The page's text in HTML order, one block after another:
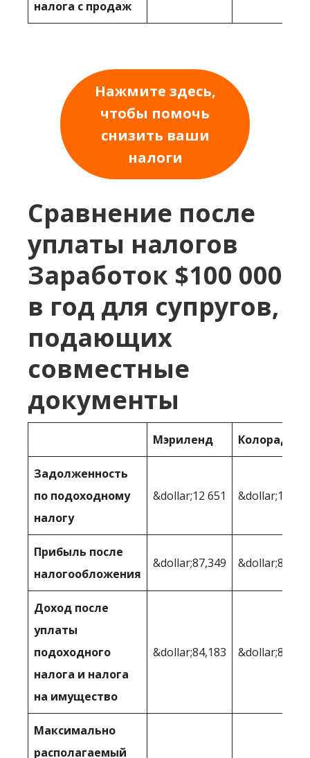
налога с продаж
Нажмите здесь,
чтобы помочь
снизить ваши
налоги
Сравнение после
уплаты налогов
Заработок $100 000
в год для супругов,
подающих
совместные
документы
Мэриленд Колорадо
Задолженность
по подоходному
налогу
&dollar;12 651 &dollar;11
Прибыль после
налогообложения
&dollar;87,349
Доход после
уплаты
подоходного
налога и налога
на имущество
&dollar;84,183
Максимально
располагаемый